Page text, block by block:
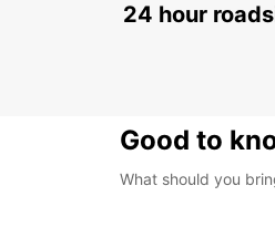
METZ
24 hour
Good to
What should you